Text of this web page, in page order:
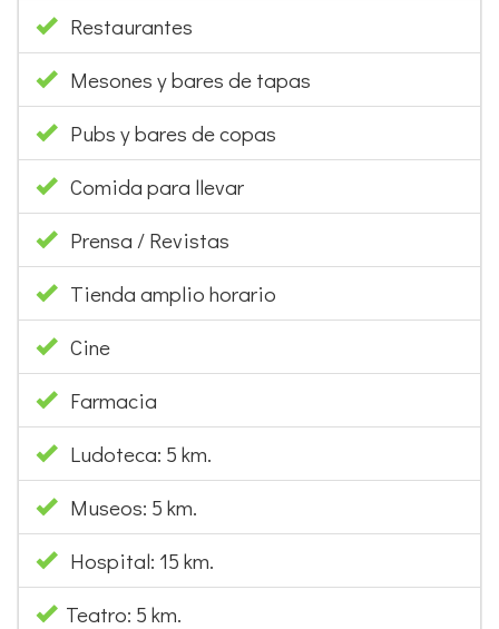
Restaurantes
Mesones y bares de tapas
Pubs y bares de copas
Comida para llevar
Prensa / Revistas
Tienda amplio horario
Cine
Farmacia
Ludoteca: 5 km.
Museos: 5 km.
Hospital: 15 km.
Teatro: 5 km.